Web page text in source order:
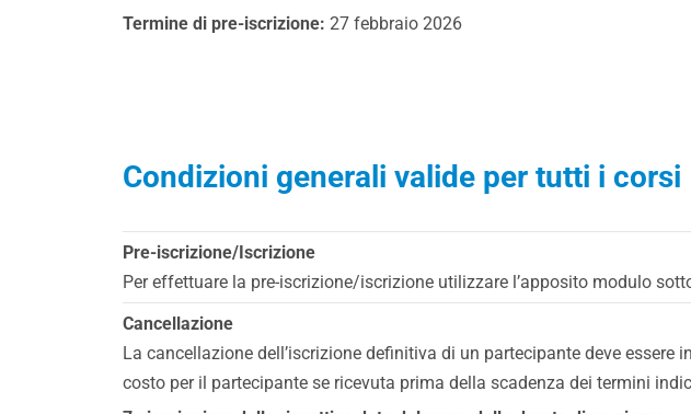
Termine di pre-iscrizione: 27 febbraio 2026
Condizioni generali valide per tutti i corsi
Pre-iscrizione/Iscrizione
Per effettuare la pre-iscrizione/iscrizione utilizzare l’apposito modulo
Cancellazione
La cancellazione dell’iscrizione definitiva di un partecipante deve
costo per il partecipante se ricevuta prima della scadenza dei termini